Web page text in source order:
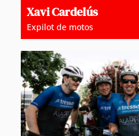
Xavi Cardelús
Expilot de motos